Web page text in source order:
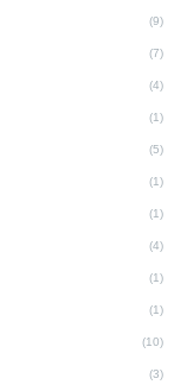
(9)
(7)
(4)
(1)
(5)
(1)
(1)
(4)
(1)
(1)
(10)
(3)